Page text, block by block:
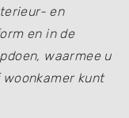
en
en in de
waarmee u
kunt